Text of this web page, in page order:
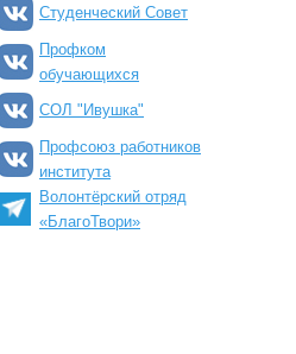
Студенческий Совет
Профком
обучающихся
СОЛ "Ивушка"
Профсоюз работников
института
Волонтёрский отряд
«БлагоТвори»